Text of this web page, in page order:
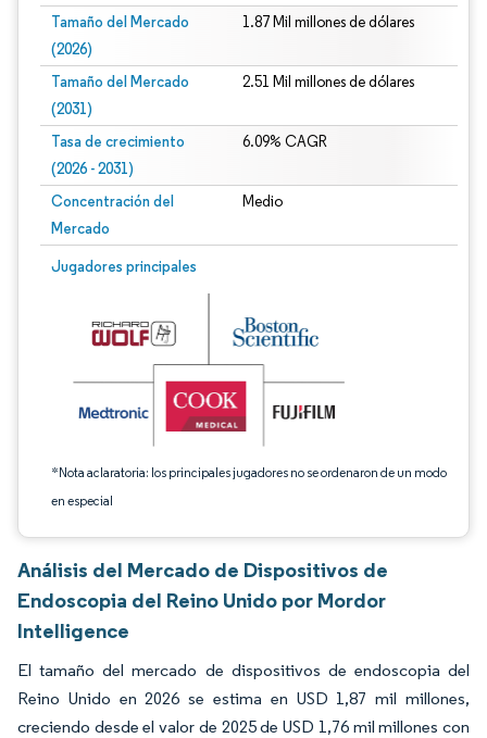
Tamaño del Mercado
(2026)
1.87 Mil millones de dólares
Tamaño del Mercado
(2031)
2.51 Mil millones de dólares
Tasa de crecimiento
(2026 - 2031)
6.09% CAGR
Concentración del
Mercado
Medio
Jugadores principales
*Nota aclaratoria: los principales jugadores no se ordenaron de un modo
en especial
Imagen © Mordor Intelligence. El uso requiere atribución según CC BY 4.0.
Análisis del Mercado de Dispositivos de
Endoscopia del Reino Unido por Mordor
Intelligence
El tamaño del mercado de dispositivos de endoscopia del
Reino Unido en 2026 se estima en USD 1,87 mil millones,
creciendo desde el valor de 2025 de USD 1,76 mil millones con